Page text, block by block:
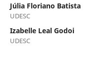
Júlia Floriano Batista
UDESC
Izabelle Leal Godoi
UDESC